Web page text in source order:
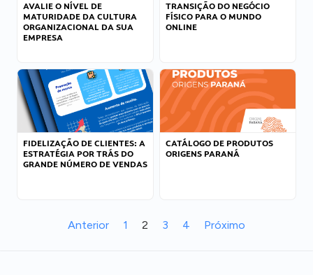
AVALIE O NÍVEL DE
MATURIDADE DA CULTURA
ORGANIZACIONAL DA SUA
EMPRESA
TRANSIÇÃO DO NEGÓCIO
FÍSICO PARA O MUNDO
ONLINE
FIDELIZAÇÃO DE CLIENTES: A
ESTRATÉGIA POR TRÁS DO
GRANDE NÚMERO DE VENDAS
CATÁLOGO DE PRODUTOS
ORIGENS PARANÁ
Anterior 1 2 3 4 Próximo